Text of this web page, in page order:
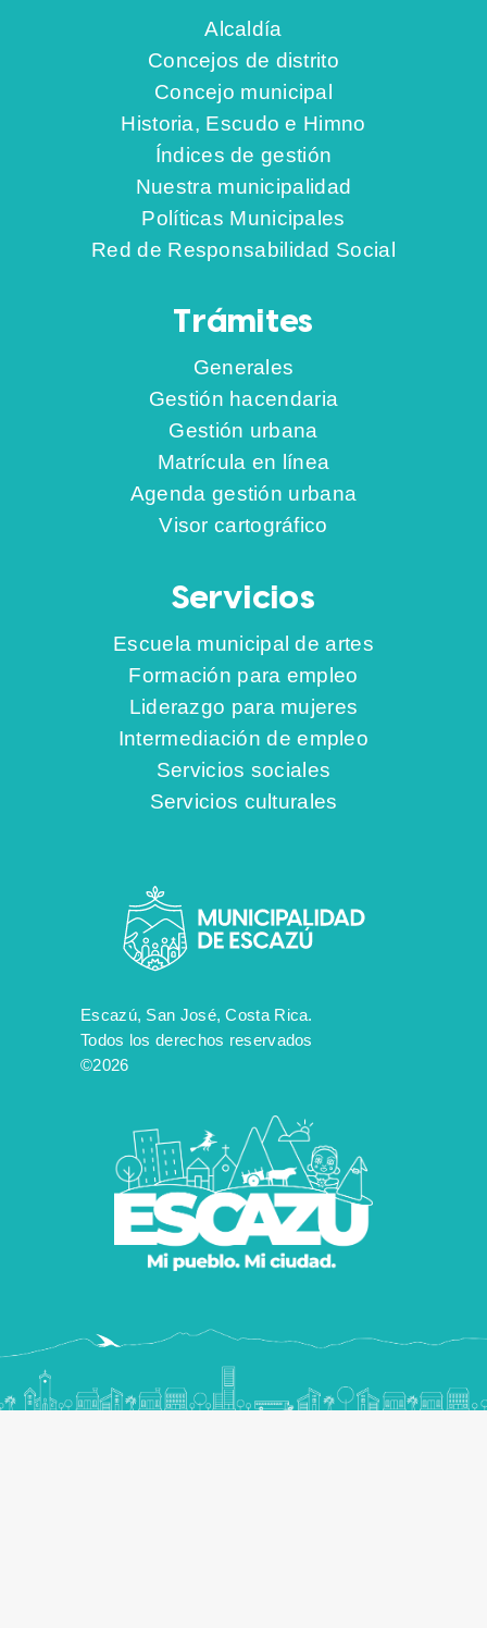
Alcaldía
Concejos de distrito
Concejo municipal
Historia, Escudo e Himno
Índices de gestión
Nuestra municipalidad
Políticas Municipales
Red de Responsabilidad Social
Trámites
Generales
Gestión hacendaria
Gestión urbana
Matrícula en línea
Agenda gestión urbana
Visor cartográfico
Servicios
Escuela municipal de artes
Formación para empleo
Liderazgo para mujeres
Intermediación de empleo
Servicios sociales
Servicios culturales
Escazú, San José, Costa Rica.
Todos los derechos reservados
©2026